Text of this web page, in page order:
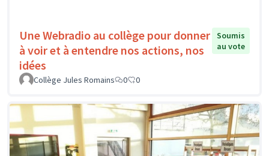
Une Webradio au collège pour donner
à voir et à entendre nos actions, nos
idées
Soumis
au vote
Collège Jules Romains 0 0